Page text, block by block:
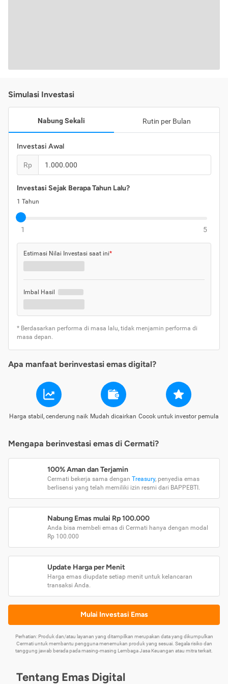
Simulasi Investasi
Nabung Sekali Rutin per Bulan
Investasi Awal
Rp
Investasi Sejak Berapa Tahun Lalu?
1 Tahun
1 5
Estimasi Nilai Investasi saat ini*
Imbal Hasil
* Berdasarkan performa di masa lalu, tidak menjamin performa di
masa depan.
Apa manfaat berinvestasi emas digital?
Harga stabil, cenderung naik Mudah dicairkan Cocok untuk investor pemula
Mengapa berinvestasi emas di Cermati?
100% Aman dan Terjamin
Cermati bekerja sama dengan Treasury, penyedia emas
berlisensi yang telah memiliki izin resmi dari BAPPEBTI.
Nabung Emas mulai Rp 100.000
Anda bisa membeli emas di Cermati hanya dengan modal
Rp 100.000
Update Harga per Menit
Harga emas diupdate setiap menit untuk kelancaran
transaksi Anda.
Mulai Investasi Emas
Perhatian: Produk dan/atau layanan yang ditampilkan merupakan data yang dikumpulkan
Cermati untuk membantu pengguna menemukan produk yang sesuai. Segala risiko dan
tanggung jawab berada pada masing-masing Lembaga Jasa Keuangan atau mitra terkait.
Tentang Emas Digital